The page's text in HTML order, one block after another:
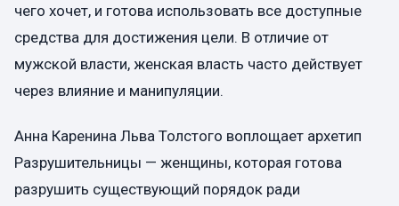
чего хочет, и готова использовать все доступные
средства для достижения цели. В отличие от
мужской власти, женская власть часто действует
через влияние и манипуляции.
Анна Каренина Льва Толстого воплощает архетип
Разрушительницы — женщины, которая готова
разрушить существующий порядок ради